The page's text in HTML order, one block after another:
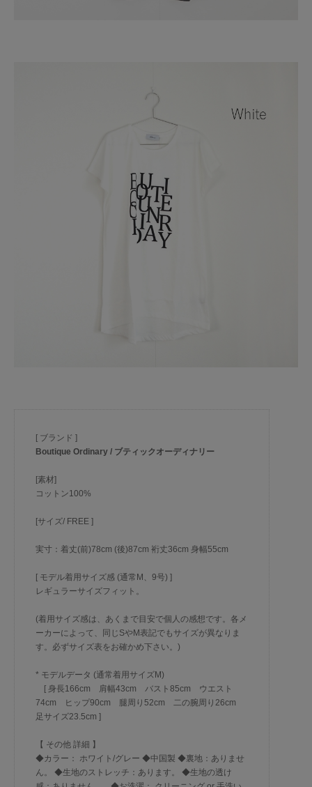
[ ブランド ]
Boutique Ordinary / ブティックオーディナリー
[素材]
コットン100%
[サイズ/ FREE ]
実寸：着丈(前)78cm (後)87cm 裄丈36cm 身幅55cm
[ モデル着用サイズ感 (通常M、9号) ]
レギュラーサイズフィット。
(着用サイズ感は、あくまで目安で個人の感想です。各メ
ーカーによって、同じSやM表記でもサイズが異なりま
す。必ずサイズ表をお確かめ下さい。)
* モデルデータ (通常着用サイズM)
[ 身長166cm 肩幅43cm バスト85cm ウエスト
74cm ヒップ90cm 腿周り52cm 二の腕周り26cm
足サイズ23.5cm ]
【 その他 詳細 】
◆カラー： ホワイト/グレー ◆中国製 ◆裏地：ありませ
ん。 ◆生地のストレッチ：あります。 ◆生地の透け